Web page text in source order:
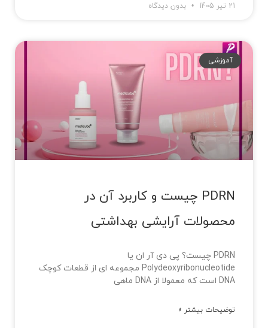
21 تیر 1405 بدون دیدگاه
آموزشی
PDRN چیست و کاربرد آن در
محصولات آرایشی بهداشتی
PDRN چیست؟ پی دی آر ان یا
Polydeoxyribonucleotide مجموعه ای از قطعات کوچک
DNA است که معمولا از DNA ماهی
توضیحات بیشتر »